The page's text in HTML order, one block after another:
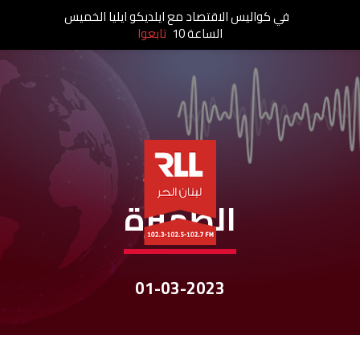
نشرات الأخبار
الظّهيرة
01-03-2023
في كواليس الاقتصاد مع ايلديكو ايليا الخميس
الساعة 10 تابعوا